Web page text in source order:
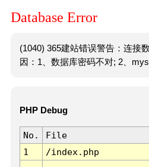
Database Error
(1040) 365建站错误警告：连接
因：1、数据库密码不对; 2、
PHP Debug
No. File
1
/index.php